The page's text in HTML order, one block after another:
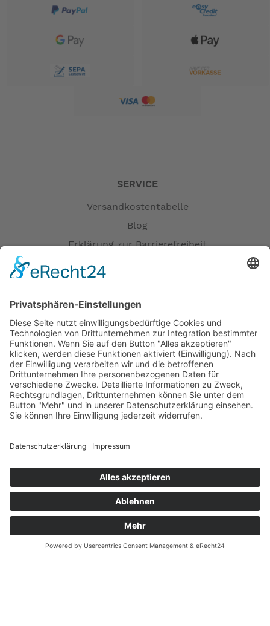
SERVICE
Versandkostentabelle
Blog
Erklärung zur Barrierefreiheit
Versandpartner
Zahlung und Versand
Öffnungszeiten
Verfügbarkeit
Größenrechner (Umlaufmaß)
Datenschutz
Fernabsatz
Widerrufsrecht
Widerrufsrecht bei Reparaturen
Kontakt
Ergänzende Allgemeine Geschäftsbedingungen zum
easyCredit-Ratenkauf